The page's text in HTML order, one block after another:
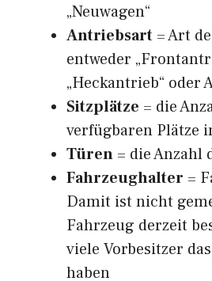
„Neuwagen“
Antriebsart = Art
entweder
„Heckantrieb“ oder
Sitzplätze = die
verfügbaren Plätze
Türen = die Anzahl
Fahrzeughalter =
Damit ist nicht
Fahrzeug derzeit
viele Vorbesitzer
haben